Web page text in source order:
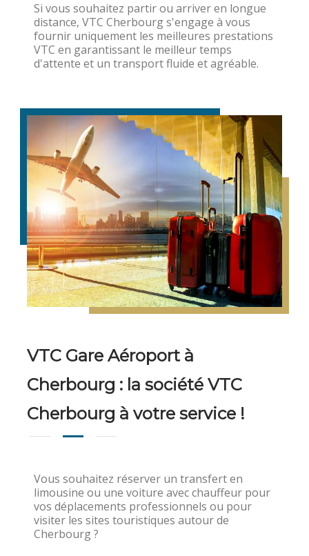
Si vous souhaitez partir ou arriver en longue
distance, VTC Cherbourg s'engage à vous
fournir uniquement les meilleures prestations
VTC en garantissant le meilleur temps
d'attente et un transport fluide et agréable.
VTC Gare Aéroport à
Cherbourg : la société VTC
Cherbourg à votre service !
Vous souhaitez réserver un transfert en
limousine ou une voiture avec chauffeur pour
vos déplacements professionnels ou pour
visiter les sites touristiques autour de
Cherbourg ?